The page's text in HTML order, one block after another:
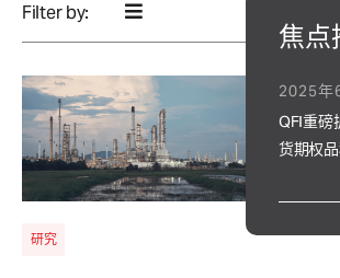
Filter by:
研究
Page Page
Page Page Page Page
焦点
QFI重磅
货期权
2025年